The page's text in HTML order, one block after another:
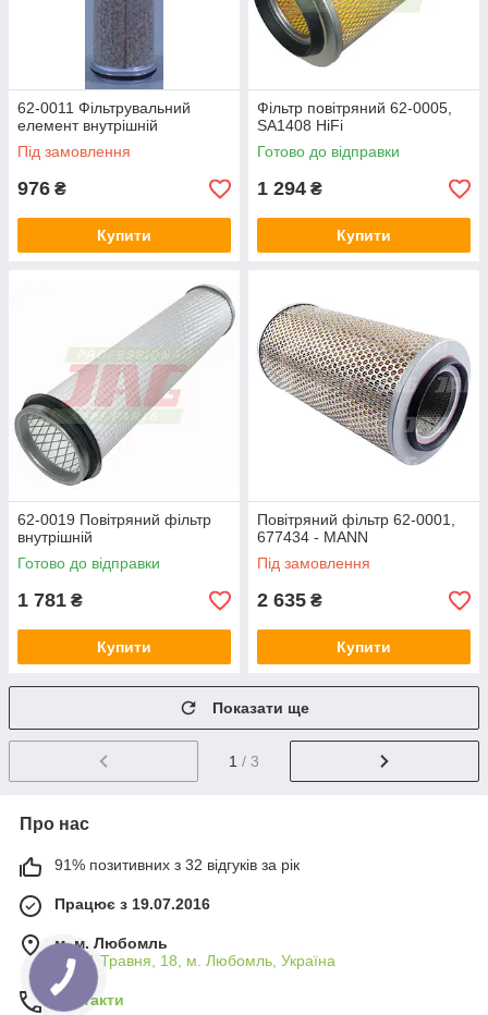
62-0011 Фільтрувальний
елемент внутрішній
Під замовлення
976 ₴
Купити
Фільтр повітряний 62-0005,
SA1408 HiFi
Готово до відправки
1 294 ₴
Купити
62-0019 Повітряний фільтр
внутрішній
Готово до відправки
1 781 ₴
Купити
Повітряний фільтр 62-0001,
677434 - MANN
Під замовлення
2 635 ₴
Купити
Показати ще
1 / 3
Про нас
91% позитивних з 32 відгуків за рік
Працює з 19.07.2016
м. м. Любомль
вул. 1 Травня, 18, м. Любомль, Україна
Контакти